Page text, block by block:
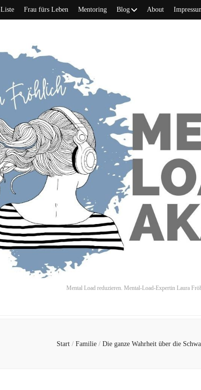
Frau fürs Leben Mentoring Blog About
Mental Load reduzieren. Mental-Load-Expertin Laura
Start / Familie / Die ganze Wahrheit über die